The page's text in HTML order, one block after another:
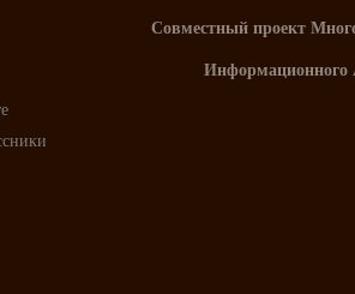
Совместный проект